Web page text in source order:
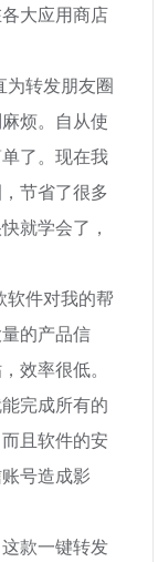
大应用商店
为转发朋友圈
烦。自从使
了。现在我
节省了很多
就学会了，
软件对我的帮
的产品信
效率很低。
完成所有的
且软件的安
号造成影
款一键转发